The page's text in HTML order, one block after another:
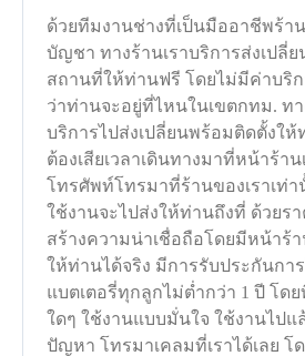
ด้วยทีมงานช่างที่เป็นมืออาชีพร้า
บัญชา ทางร้านเราบริการส่งเปลี่
สถานที่ให้ท่านฟรี โดยไม่มีค่าบริก
ว่าท่านจะอยู่ที่ไหนในเขตกทม. ทา
บริการไปส่งเปลี่ยนพร้อมติดตั้งใ
ต้องเสียเวลาเดินทางมาที่หน้าร้าน
โทรศัพท์โทรมาที่ร้านของเราเท่
ใช้งานจะไปส่งให้ท่านถึงที่ ด้วยร
สร้างความน่าเชื่อถือโดยมีหน้าร้
ให้ท่านได้จริง มีการรับประกันกา
แบตเตอรี่ทุกลูกไม่ต่ำกว่า 1 ปี โด
ใดๆ ใช้งานแบบมั่นใจ ใช้งานไปแ
ปัญหา โทรมาเคลมที่เราได้เลย โ